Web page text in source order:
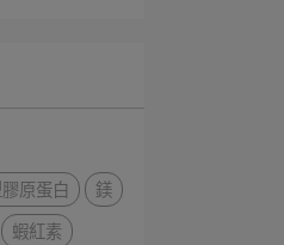
原蛋白
鎂
蝦紅素